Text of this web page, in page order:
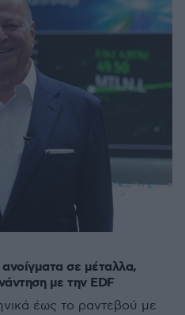
σε μέταλλα,
με την EDF
έως το ραντεβού με